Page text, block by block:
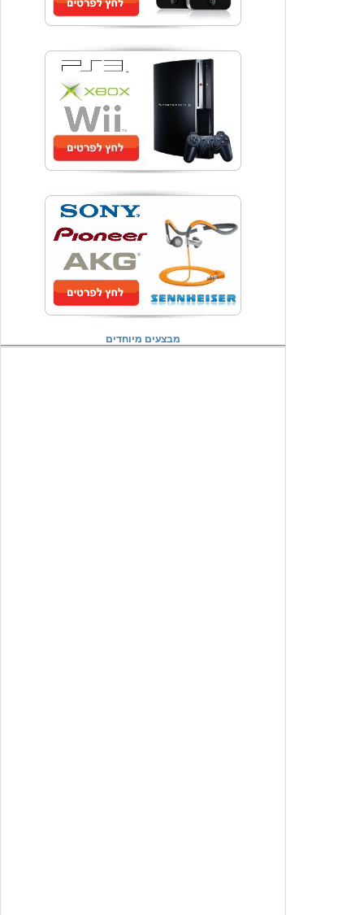
מבצעים מיוחדים